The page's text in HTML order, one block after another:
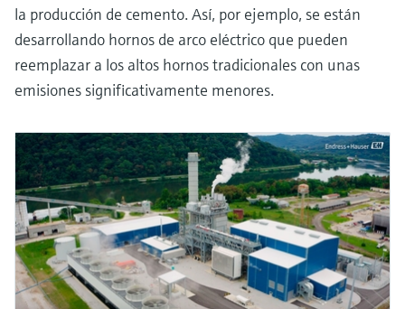
la producción de cemento. Así, por ejemplo, se están
desarrollando hornos de arco eléctrico que pueden
reemplazar a los altos hornos tradicionales con unas
emisiones significativamente menores.